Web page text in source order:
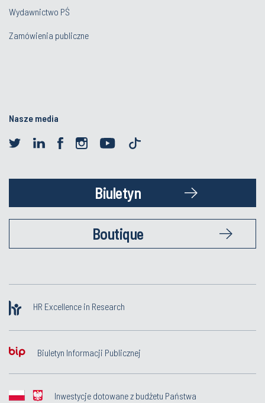
Wydawnictwo PŚ
Zamówienia publiczne
Nasze media
Biuletyn
Boutique
HR Excellence in Research
Biuletyn Informacji Publicznej
Inwestycje dotowane z budżetu Państwa